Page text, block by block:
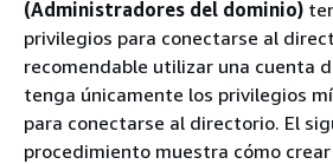
(Administradores del dominio)
privilegios para conectarse al
recomendable utilizar una cuenta
tenga únicamente los privilegios
para conectarse al directorio. El
procedimiento muestra cómo